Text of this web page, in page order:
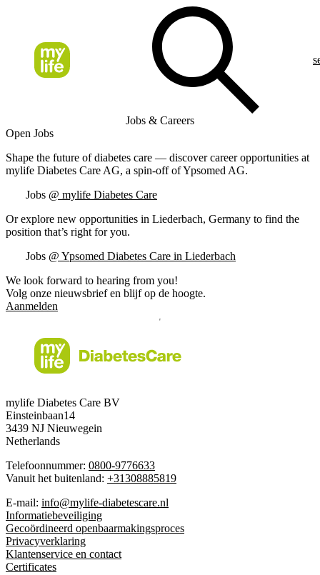
Jobs & Careers
Open Jobs
Shape the future of diabetes care — discover career opportunities at
mylife Diabetes Care AG, a spin-off of Ypsomed AG.
Jobs @ mylife Diabetes Care
Or explore new opportunities in Liederbach, Germany to find the
position that’s right for you.
Jobs @ Ypsomed Diabetes Care in Liederbach
We look forward to hearing from you!
Volg onze nieuwsbrief en blijf op de hoogte.
Aanmelden
mylife Diabetes Care BV
Einsteinbaan14
3439 NJ Nieuwegein
Netherlands
Telefoonnummer: 0800-9776633
Vanuit het buitenland: +31308885819
E-mail: info@mylife-diabetescare.nl
Informatiebeveiliging
Gecoördineerd openbaarmakingsproces
Privacyverklaring
Klantenservice en contact
Certificates